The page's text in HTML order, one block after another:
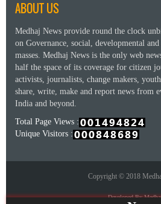
ABOUT US
Medhaj News provide round the clock
on Governance, social, developmental
masses. Medhaj News is the only web
half the space of its coverage for citizen
activists, journalists, change makers,
share, write, make and report news from
India and beyond.
Total Page Views :
Unique Visitors :
Copyright © 2018
Developed By